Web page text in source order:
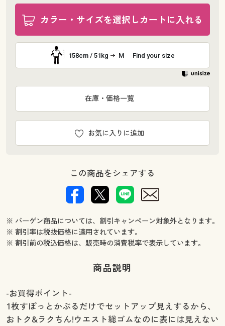
カラー・サイズを選択しカートに入れる
158cm / 51kg M Find your size
お気に入りに追加
在庫・価格一覧
この商品をシェアする
※ バーゲン商品については、割引キャンペーン対象外となります。
※ 割引率は税抜価格に適用されています。
※ 割引前の税込価格は、販売時の消費税率で表示しています。
商品説明
-お買得ポイント-
1枚すぽっとかぶるだけでセットアップ見えするから、
おトク&ラクちん!ウエスト総ゴムなのに表には見えない